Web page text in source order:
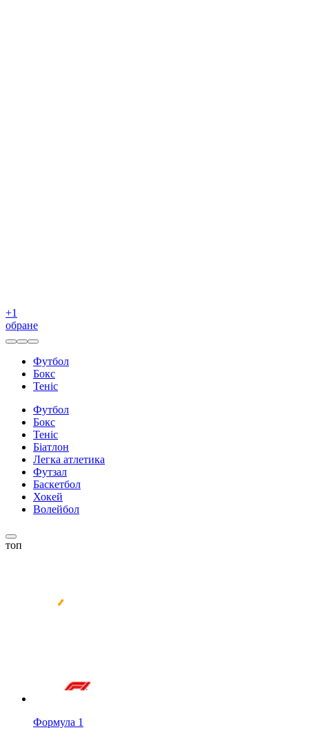
+1
обране
Футбол
Бокс
Теніс
Футбол
Бокс
Теніс
Біатлон
Легка атлетика
Футзал
Баскетбол
Хокей
Волейбол
топ
Формула 1